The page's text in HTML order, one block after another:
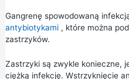
Gangrenę spowodowaną
antybiotykami, które można
zastrzyków.
Zastrzyki są zwykle konieczne,
ciężką infekcję. Wstrzyknięcie